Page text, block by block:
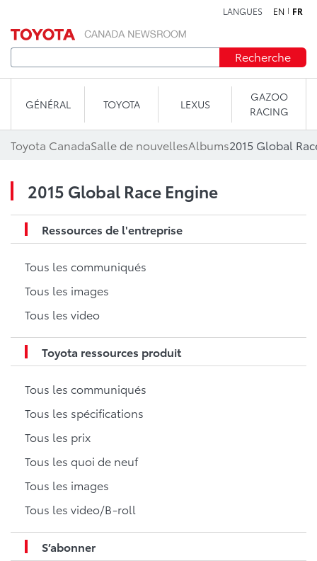
LANGUES EN FR
Recherche
GÉNÉRAL TOYOTA LEXUS
GAZOO
RACING
Toyota CanadaSalle de nouvellesAlbums2015 Global
2015 Global Race Engine
Ressources de l'entreprise
Tous les communiqués
Tous les images
Tous les video
Toyota ressources produit
Tous les communiqués
Tous les spécifications
Tous les prix
Tous les quoi de neuf
Tous les images
Tous les video/B-roll
S’abonner